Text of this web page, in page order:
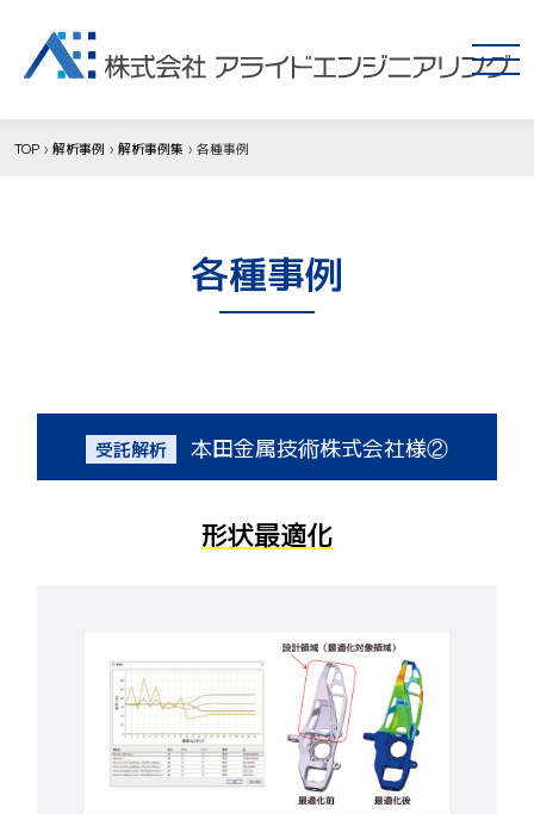
TOP 解析事例 解析事例集 各種事例
各種事例
受託解析 本田金属技術株式会社様②
形状最適化